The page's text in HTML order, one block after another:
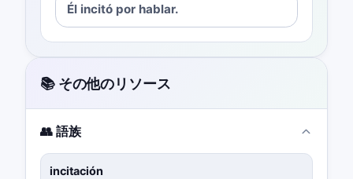
Él incitó por hablar.
📚 その他のリソース
👥 語族
incitación